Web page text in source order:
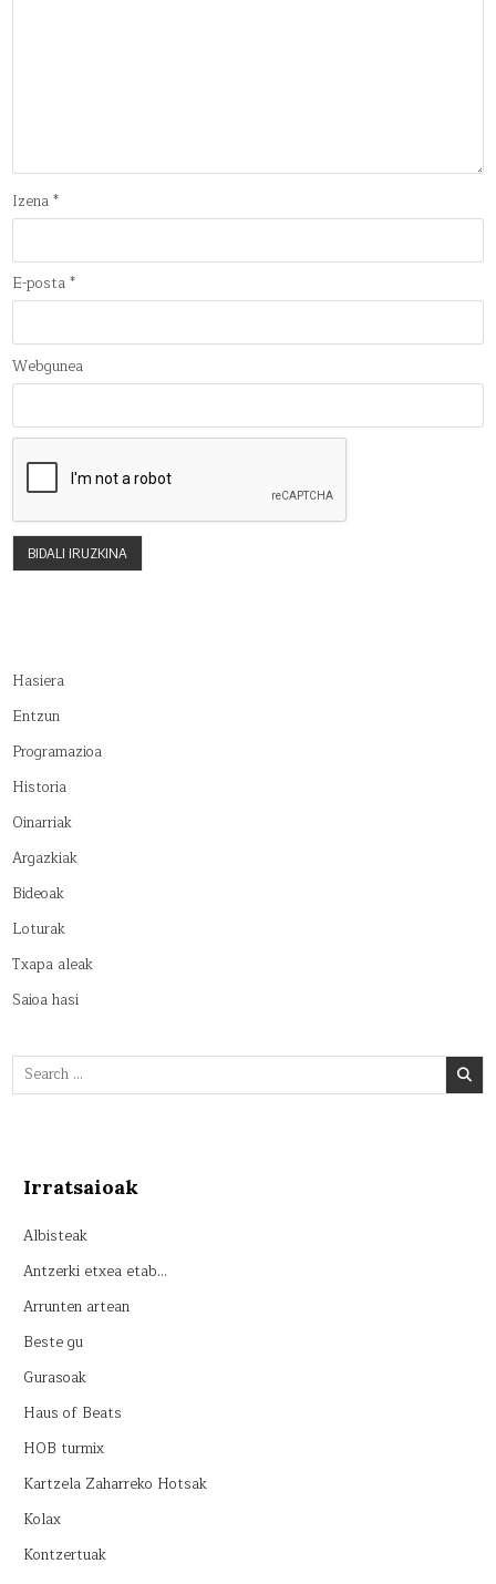
Izena*
E-posta*
Webgunea
Hasiera
Entzun
Programazioa
Historia
Oinarriak
Argazkiak
Bideoak
Loturak
Txapa aleak
Saioa hasi
Search
for:
Irratsaioak
Albisteak
Antzerki etxea etab…
Arrunten artean
Beste gu
Gurasoak
Haus of Beats
HOB turmix
Kartzela Zaharreko Hotsak
Kolax
Kontzertuak